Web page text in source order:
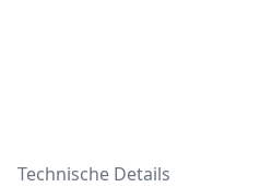
Technische Details